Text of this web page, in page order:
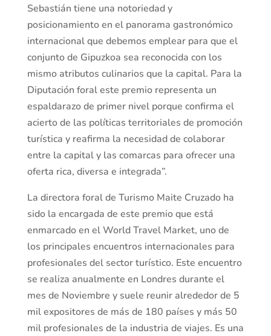
Sebastián tiene una notoriedad y
posicionamiento en el panorama gastronómico
internacional que debemos emplear para que el
conjunto de Gipuzkoa sea reconocida con los
mismo atributos culinarios que la capital. Para la
Diputación foral este premio representa un
espaldarazo de primer nivel porque confirma el
acierto de las políticas territoriales de promoción
turística y reafirma la necesidad de colaborar
entre la capital y las comarcas para ofrecer una
oferta rica, diversa e integrada”.
La directora foral de Turismo Maite Cruzado ha
sido la encargada de este premio que está
enmarcado en el World Travel Market, uno de
los principales encuentros internacionales para
profesionales del sector turístico. Este encuentro
se realiza anualmente en Londres durante el
mes de Noviembre y suele reunir alrededor de 5
mil expositores de más de 180 países y más 50
mil profesionales de la industria de viajes. Es una